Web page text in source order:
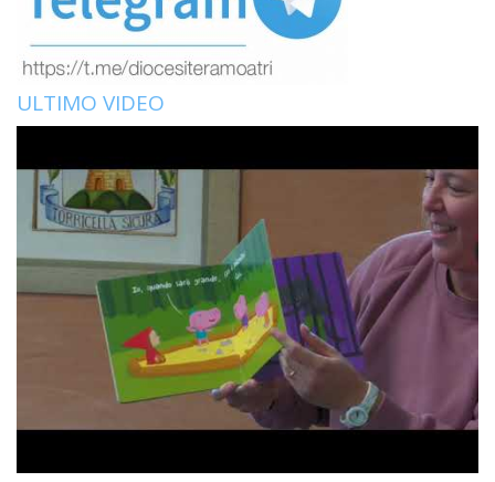
ULTIMO VIDEO